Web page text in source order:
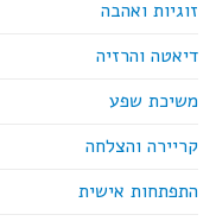
זוגיות ואהבה
דיאטה והרזיה
משיכת שפע
קריירה והצלחה
התפתחות אישית